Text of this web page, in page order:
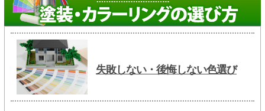
失敗しない・後悔しない色選び